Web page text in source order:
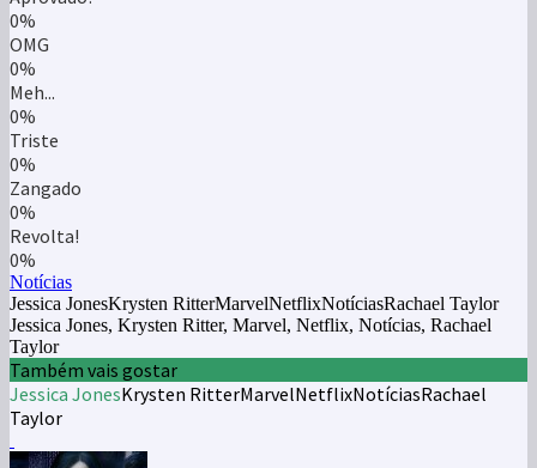
0%
OMG
0%
Meh...
0%
Triste
0%
Zangado
0%
Revolta!
0%
Notícias
Jessica JonesKrysten RitterMarvelNetflixNotíciasRachael Taylor
Jessica Jones, Krysten Ritter, Marvel, Netflix, Notícias, Rachael
Taylor
Também vais gostar
Jessica JonesKrysten RitterMarvelNetflixNotíciasRachael
Taylor